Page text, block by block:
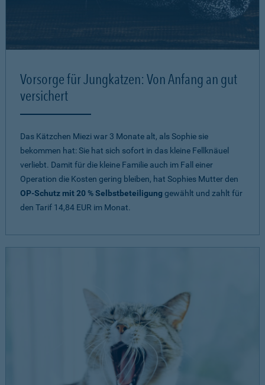
Vorsorge für Jungkatzen: Von Anfang an gut
versichert
Das Kätzchen Miezi war 3 Monate alt, als Sophie sie
bekommen hat: Sie hat sich sofort in das kleine Fellknäuel
verliebt. Damit für die kleine Familie auch im Fall einer
Operation die Kosten gering bleiben, hat Sophies Mutter den
OP-Schutz mit 20 % Selbstbeteiligung gewählt und zahlt für
den Tarif 14,84 EUR im Monat.